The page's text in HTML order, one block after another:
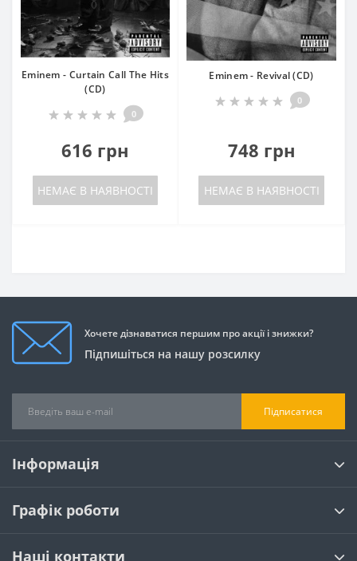
Eminem - Curtain Call The Hits
(CD)
0
616 грн
НЕМАЄ В НАЯВНОСТІ
Eminem - Revival (CD)
0
748 грн
НЕМАЄ В НАЯВНОСТІ
Хочете дізнаватися першим про акції і знижки?
Підпишіться на нашу розсилку
Підписатися
Інформація
Графік роботи
Наші контакти